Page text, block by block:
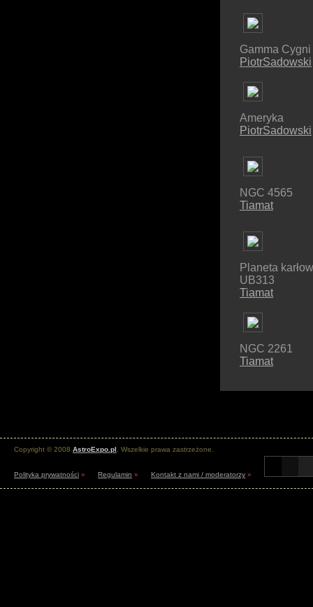
Gamma
PiotrSadowski
Ameryka
PiotrSadowski
NGC 4565
Tiamat
Planeta
UB313
Tiamat
NGC 2261
Tiamat
Copyright © 2008 AstroExpo.pl . Wszelkie prawa zastrzeżone.
Polityka prywatności » Regulamin » Kontakt z nami / moderatorzy »